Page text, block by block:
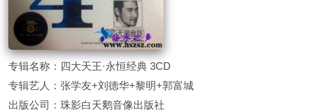
专辑名称：四大天王·永恒经典 3CD
专辑艺人：张学友+刘德华+黎明+郭富城
出版公司：珠影白天鹅音像出版社